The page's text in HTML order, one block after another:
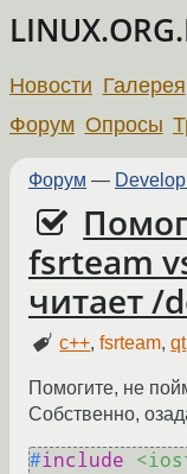
Новости Галерея
Форум Опросы
Форум —
fsrteam
читает /
c++,fsrteam,qt
Помогите, не
Собственно,
#include